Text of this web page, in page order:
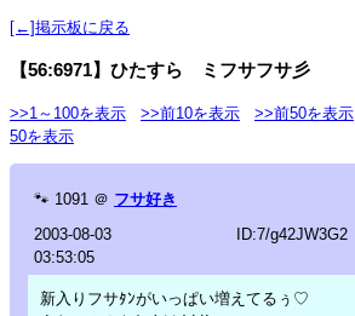
[←]掲示板に戻る
【56:6971】ひたすら ミフサフサ彡
>>1～100を表示 >>前10を表示 >>前50を表示
50を表示
🐾 1091 ＠ フサ好き
2003-08-03
03:53:05
ID:7/g42JW3G2
新入りフサﾀﾝがいっぱい増えてるぅ♡